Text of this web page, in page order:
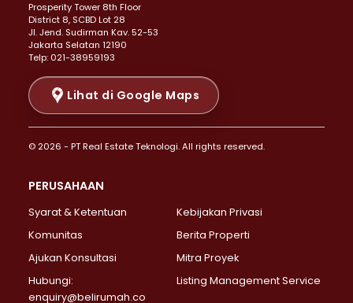
Properti Dijual di Menteng >
Properti Dijual di Senen >
Properti Dijual di Tanah Abang >
Properti Dijual di Cikini >
Properti Dijual di Kramat >
Properti Dijual di Pasar Baru >
Properti Dijual di Bendungan Hilir >
Properti Dijual di Jakarta Selatan >
Properti Dijual di Lebak Bulus >
Properti Dijual di Gandaria Selatan >
Properti Dijual di Pondok Labu >
Properti Dijual di Lenteng Agung >
Prosperity Tower 8th Floor
District 8, SCBD Lot 28
JI. Jend. Sudirman Kav. 52-53
Jakarta Selatan 12190
Telp: 021-38959193
Lihat di Google Maps
© 2026 - PT Real Estate Teknologi. All rights reserved.
PERUSAHAAN
Syarat & Ketentuan
Kebijakan Privasi
Komunitas
Berita Properti
Ajukan Konsultasi
Mitra Proyek
Hubungi:
enquiry@belirumah.co
Listing Management Service